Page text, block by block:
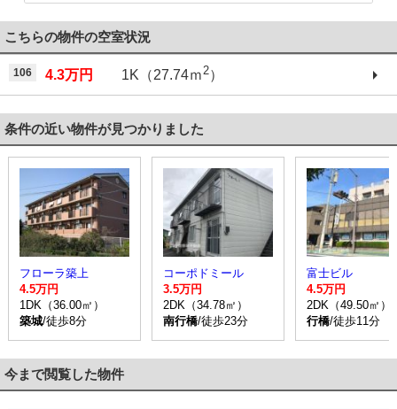
こちらの物件の空室状況
106 4.3万円 1K（27.74ｍ2）
条件の近い物件が見つかりました
フローラ築上
4.5万円
1DK（36.00㎡）
築城/徒歩8分
コーポドミール
3.5万円
2DK（34.78㎡）
南行橋/徒歩23分
富士ビル
4.5万円
2DK（49.50㎡）
行橋/徒歩11分
今まで閲覧した物件